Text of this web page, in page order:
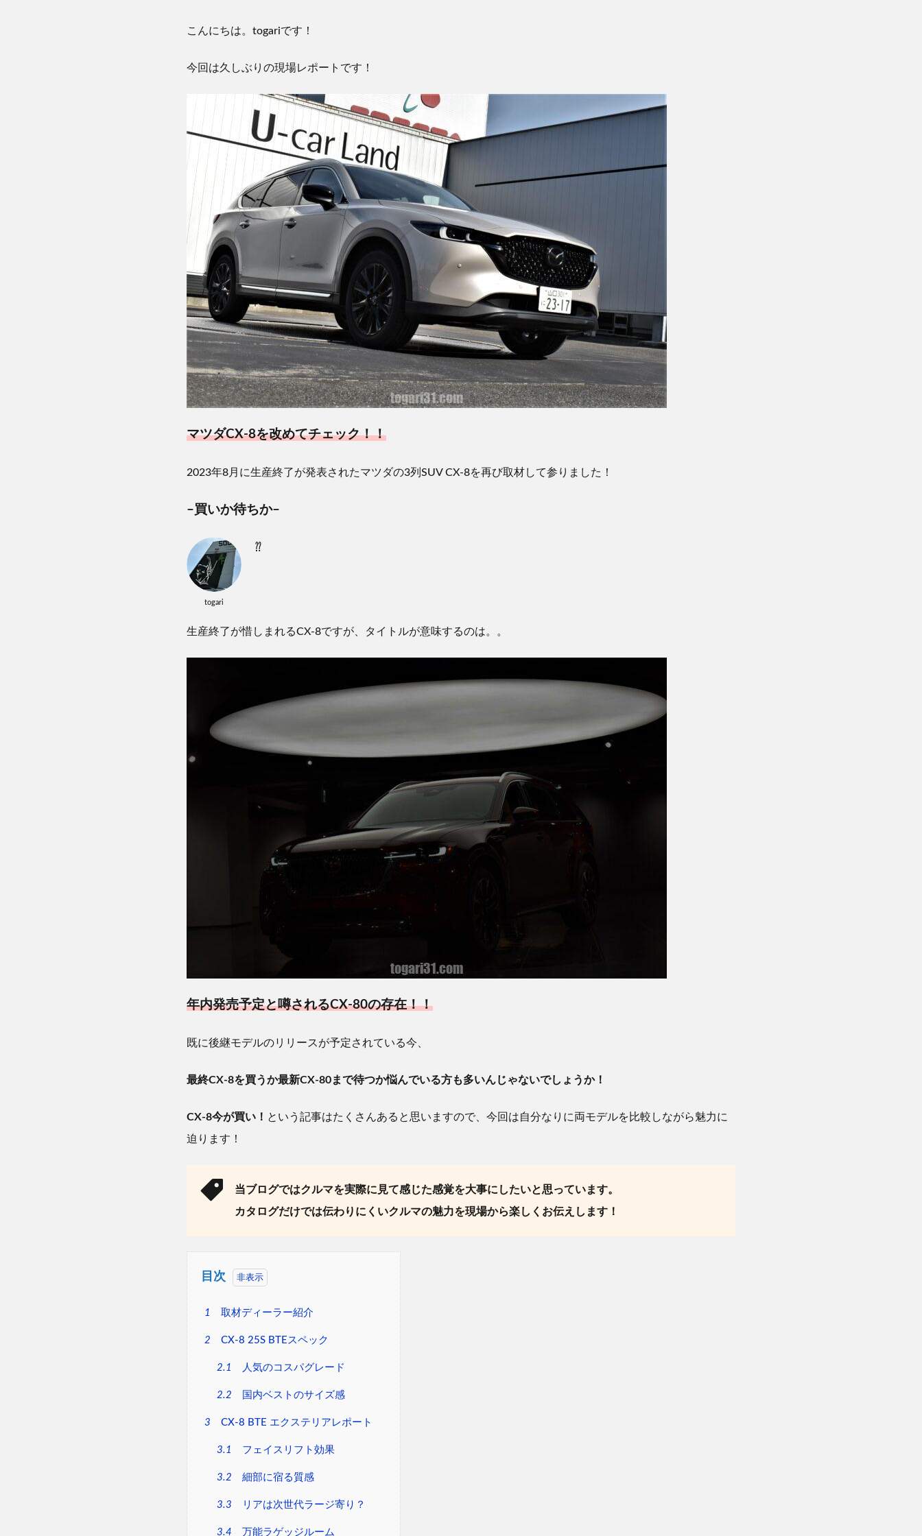
こんにちは。 togariです！
今回は久しぶりの現場レポートです！
マツダCX-8を改めてチェック！！
2023年8月に生産終了が発表されたマツダの3列 SUV CX-8を再び取材して参りました！
–買いか待ちか–
togari
⁇
生産終了が惜しまれるCX-8ですが、タイトルが意味するのは。。
年内発売予定と噂されるCX-80の存在！！
既に後継モデルのリリースが予定されている今、
最終CX-8を買うか最新CX-80まで待つか悩んでいる方も多いんじゃないでしょうか！
CX-8今が買い！ という記事はたくさんあると思いますので、 今回は自分なりに両モデルを比較しながら魅力に
迫ります！
当ブログではクルマを実際に見て感じた感覚を大事にしたいと思っています。
カタログだけでは伝わりにくいクルマの魅力を現場から楽しくお伝えします！
目次
1 取材ディーラー紹介
2 CX-8 25S BTEスペック
2.1 人気のコスパグレード
2.2 国内ベストのサイズ感
3 CX-8 BTE エクステリアレポート
3.1 フェイスリフト効果
3.2 細部に宿る質感
3.3 リアは次世代ラージ寄り？
3.4 万能ラゲッジルーム